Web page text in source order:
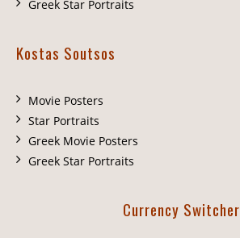
Greek Star Portraits
Kostas Soutsos
Movie Posters
Star Portraits
Greek Movie Posters
Greek Star Portraits
Currency Switcher